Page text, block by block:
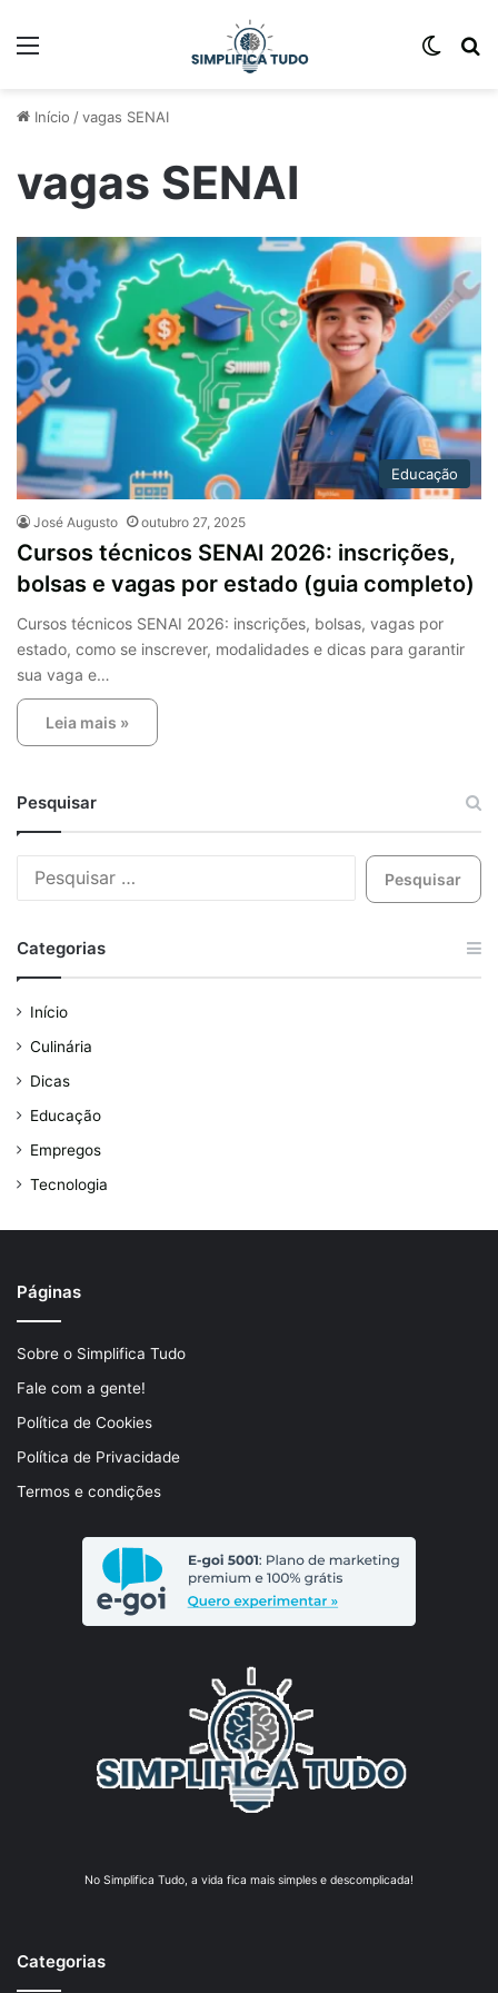
Início /vagas SENAI
vagas SENAI
Educação
José Augusto outubro 27, 2025
Cursos técnicos SENAI 2026: inscrições,
bolsas e vagas por estado (guia completo)
Cursos técnicos SENAI 2026: inscrições, bolsas, vagas por
estado, como se inscrever, modalidades e dicas para garantir
sua vaga e…
Leia mais »
Pesquisar
Categorias
Início
Culinária
Dicas
Educação
Empregos
Tecnologia
Páginas
Sobre o Simplifica Tudo
Fale com a gente!
Política de Cookies
Política de Privacidade
Termos e condições
No Simplifica Tudo, a vida fica mais simples e descomplicada!
Categorias